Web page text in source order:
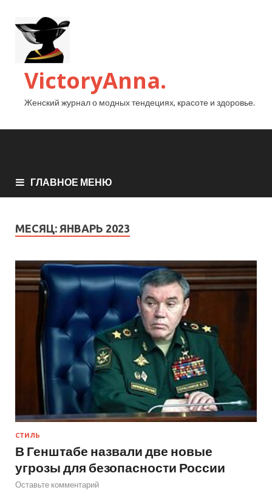
VictoryAnna.
Женский журнал о модных тендециях, красоте и здоровье.
ГЛАВНОЕ МЕНЮ
МЕСЯЦ: ЯНВАРЬ 2023
СТИЛЬ
В Генштабе назвали две новые
угрозы для безопасности России
Оставьте комментарий